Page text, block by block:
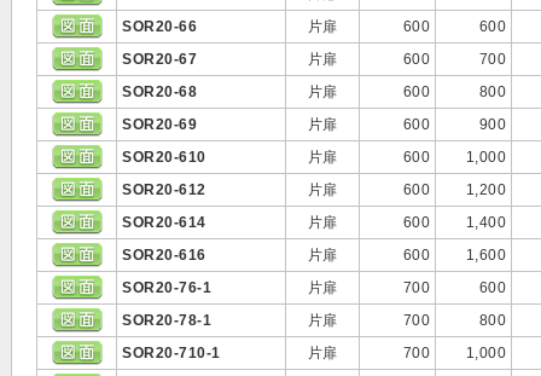
SOR20-66
片扉 600
600
SOR20-67
片扉 600
700
SOR20-68
片扉 600
800
SOR20-69
片扉 600
900
SOR20-610
片扉 600
1,000
SOR20-612
片扉 600
1,200
SOR20-614
片扉 600
1,400
SOR20-616
片扉 600
1,600
SOR20-76-1
片扉 700
600
SOR20-78-1
片扉 700
800
SOR20-710-1
片扉 700
1,000